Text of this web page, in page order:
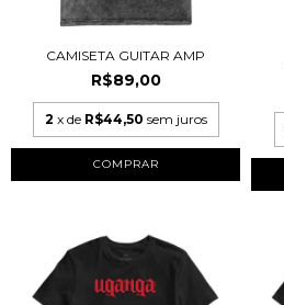
CAMISETA GUITAR AMP
R$89,00
2 x de R$44,50 sem juros
COMPRAR